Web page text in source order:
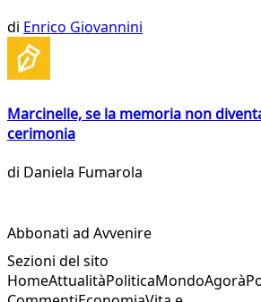
di Enrico Giovannini
Marcinelle, se la memoria non
cerimonia
di Daniela Fumarola
Abbonati ad Avvenire
Sezioni del sito
HomeAttualitàPoliticaMondoAgorà